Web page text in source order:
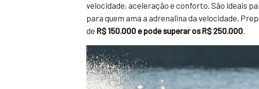
velocidade, aceleração e conforto. São ideais
para quem ama a adrenalina da velocidade.
de R$ 150.000 e pode superar os R$ 250.000.